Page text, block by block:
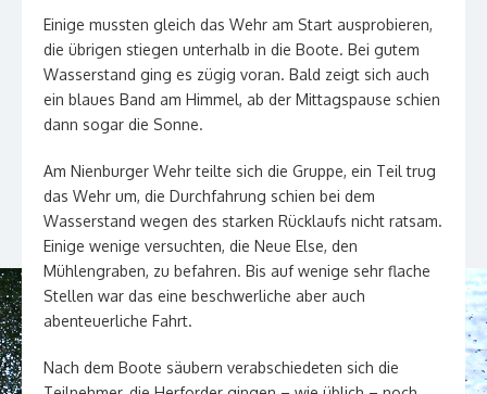
Einige mussten gleich das Wehr am Start ausprobieren,
die übrigen stiegen unterhalb in die Boote. Bei gutem
Wasserstand ging es zügig voran. Bald zeigt sich auch
ein blaues Band am Himmel, ab der Mittagspause schien
dann sogar die Sonne.
Am Nienburger Wehr teilte sich die Gruppe, ein Teil trug
das Wehr um, die Durchfahrung schien bei dem
Wasserstand wegen des starken Rücklaufs nicht ratsam.
Einige wenige versuchten, die Neue Else, den
Mühlengraben, zu befahren. Bis auf wenige sehr flache
Stellen war das eine beschwerliche aber auch
abenteuerliche Fahrt.
Nach dem Boote säubern verabschiedeten sich die